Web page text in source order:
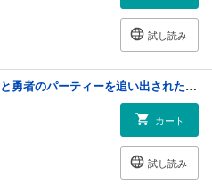
試し読み
真の仲間じゃないと勇者のパーティーを追い出されたので、辺境でスローライフすることにしました7
カート
試し読み